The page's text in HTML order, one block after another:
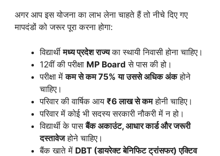
अगर आप इस योजना का लाभ लेना चाहते हैं तो नीचे दिए गए
मापदंडों को जरूर पूरा करना होगा:
विद्यार्थीमध्य प्रदेश राज्यका स्थायी निवासी होना चाहिए।
12वीं की परीक्षा MP Board से पास की हो।
परीक्षा मेंकम से कम 75% या उससे अधिक अंकहोने
चाहिए।
परिवार की वार्षिक आय ₹6 लाख से कमहोनी चाहिए।
परिवार में कोई भी सदस्य सरकारी नौकरी में न हो।
विद्यार्थी के पासबैंक अकाउंट, आधार कार्ड और जरूरी
दस्तावेजहोने चाहिए।
बैंक खाते में DBT (डायरेक्ट बेनिफिट ट्रांसफर) एक्टिव